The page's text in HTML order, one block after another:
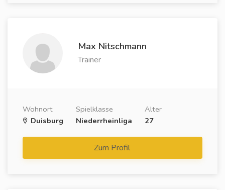
Max Nitschmann
Trainer
Wohnort
Duisburg
Spielklasse
Niederrheinliga
Alter
27
Zum Profil